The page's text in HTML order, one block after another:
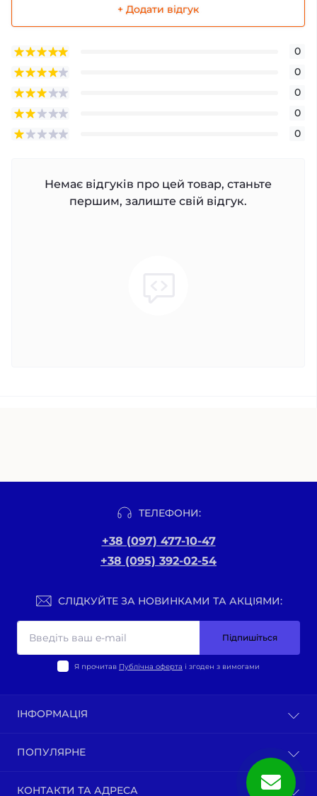
+ Додати відгук
0
0
0
0
0
Немає відгуків про цей товар, станьте
першим, залиште свій відгук.
ТЕЛЕФОНИ:
+38 (097) 477-10-47
+38 (095) 392-02-54
СЛІДКУЙТЕ ЗА НОВИНКАМИ ТА АКЦІЯМИ:
Підпишіться
Я прочитав Публічна оферта і згоден з вимогами
ІНФОРМАЦІЯ
Політика конфіденційності
Про нас
ПОПУЛЯРНЕ
КОНТАКТИ ТА АДРЕСА